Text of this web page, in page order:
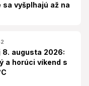
vyšplhajú až na
augusta 2026:
a horúci víkend s